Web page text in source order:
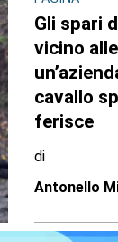
Gli spari
vicino
cavallo
ferisce
di
Antonello